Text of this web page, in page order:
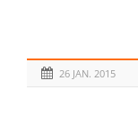
26 JAN. 2015